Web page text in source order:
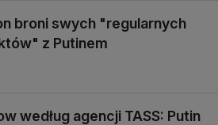
broni swych "regularnych
z Putinem
według agencji TASS: Putin